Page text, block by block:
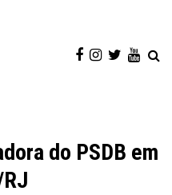
do PSDB em